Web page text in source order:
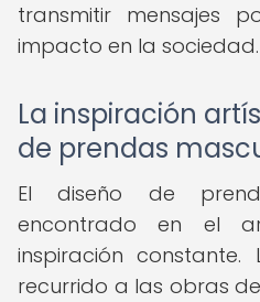
transmitir mensajes
impacto en la sociedad.
La inspiración
de prendas
El diseño de
encontrado en el
inspiración constante.
recurrido a las obras